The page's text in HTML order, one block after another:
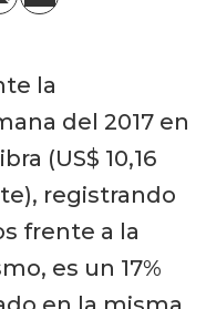
la
del 2017 en
(US$ 10,16
registrando
frente a la
es un 17%